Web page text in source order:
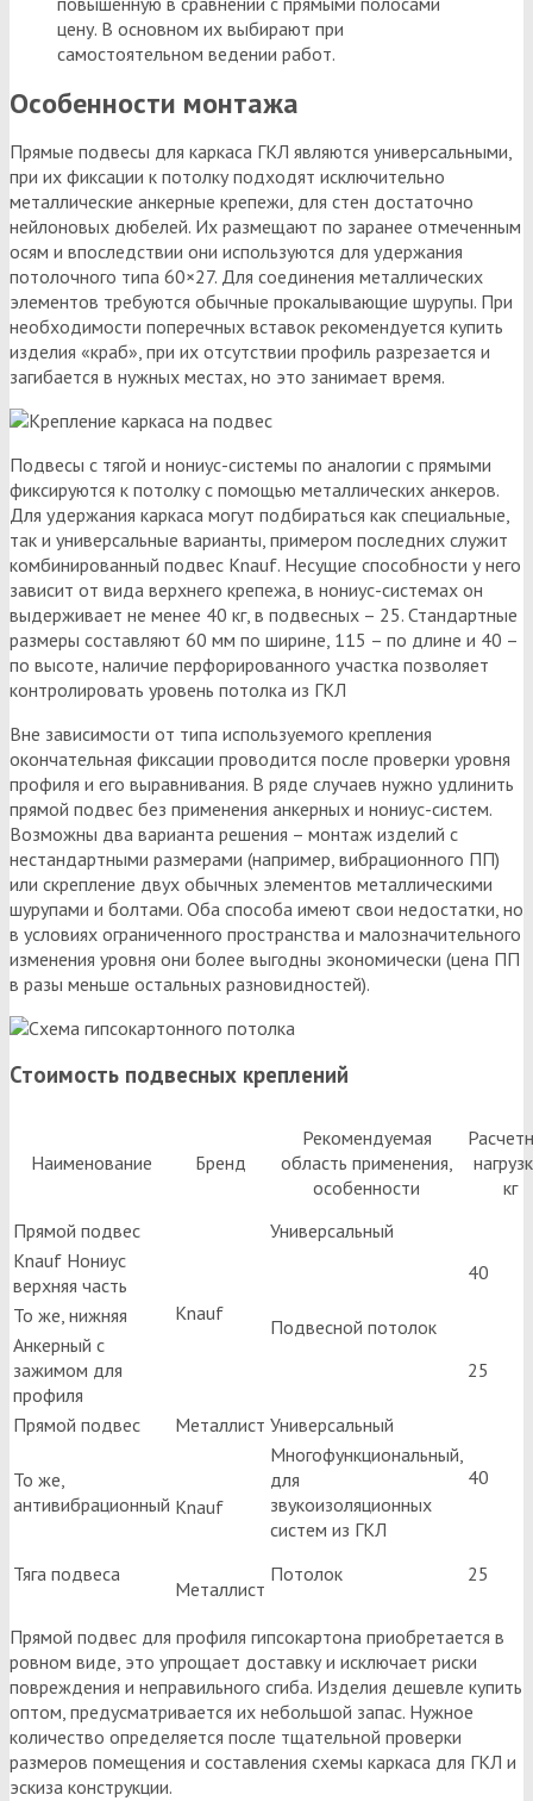
цену. В основном их выбирают при
самостоятельном ведении работ.
Особенности монтажа
Прямые подвесы для каркаса ГКЛ являются универсальными,
при их фиксации к потолку подходят исключительно
металлические анкерные крепежи, для стен достаточно
нейлоновых дюбелей. Их размещают по заранее отмеченным
осям и впоследствии они используются для удержания
потолочного типа 60×27. Для соединения металлических
элементов требуются обычные прокалывающие шурупы. При
необходимости поперечных вставок рекомендуется купить
изделия «краб», при их отсутствии профиль разрезается и
загибается в нужных местах, но это занимает время.
Подвесы с тягой и нониус-системы по аналогии с прямыми
фиксируются к потолку с помощью металлических анкеров.
Для удержания каркаса могут подбираться как специальные,
так и универсальные варианты, примером последних служит
комбинированный подвес Knauf. Несущие способности у него
зависит от вида верхнего крепежа, в нониус-системах он
выдерживает не менее 40 кг, в подвесных – 25. Стандартные
размеры составляют 60 мм по ширине, 115 – по длине и 40 –
по высоте, наличие перфорированного участка позволяет
контролировать уровень потолка из ГКЛ
Вне зависимости от типа используемого крепления
окончательная фиксации проводится после проверки уровня
профиля и его выравнивания. В ряде случаев нужно удлинить
прямой подвес без применения анкерных и нониус-систем.
Возможны два варианта решения – монтаж изделий с
нестандартными размерами (например, вибрационного ПП)
или скрепление двух обычных элементов металлическими
шурупами и болтами. Оба способа имеют свои недостатки, но
в условиях ограниченного пространства и малозначительного
изменения уровня они более выгодны экономически (цена ПП
в разы меньше остальных разновидностей).
Стоимость подвесных креплений
Наименование Бренд
Рекомендуемая
область применения,
особенности
кг
Прямой подвес
Knauf
Универсальный
40
Knauf Нониус
верхняя часть
Подвесной потолок
То же, нижняя
Анкерный с
зажимом для
профиля
25
Прямой подвес Металлист Универсальный
40
То же,
антивибрационный Knauf
Многофункциональный,
для
звукоизоляционных
систем из ГКЛ
Тяга подвеса
Потолок 25
Металлист
Прямой подвес для профиля гипсокартона приобретается в
ровном виде, это упрощает доставку и исключает риски
повреждения и неправильного сгиба. Изделия дешевле купить
оптом, предусматривается их небольшой запас. Нужное
количество определяется после тщательной проверки
размеров помещения и составления схемы каркаса для ГКЛ и
эскиза конструкции.